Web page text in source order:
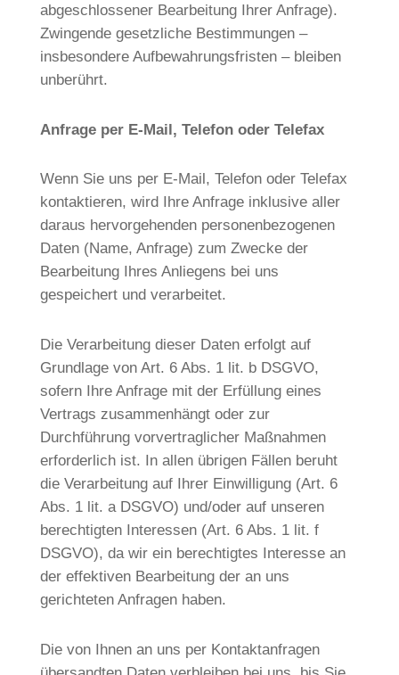
abgeschlossener Bearbeitung Ihrer Anfrage).
Zwingende gesetzliche Bestimmungen –
insbesondere Aufbewahrungsfristen – bleiben
unberührt.
Anfrage per E-Mail, Telefon oder Telefax
Wenn Sie uns per E-Mail, Telefon oder Telefax
kontaktieren, wird Ihre Anfrage inklusive aller
daraus hervorgehenden personenbezogenen
Daten (Name, Anfrage) zum Zwecke der
Bearbeitung Ihres Anliegens bei uns
gespeichert und verarbeitet.
Die Verarbeitung dieser Daten erfolgt auf
Grundlage von Art. 6 Abs. 1 lit. b DSGVO,
sofern Ihre Anfrage mit der Erfüllung eines
Vertrags zusammenhängt oder zur
Durchführung vorvertraglicher Maßnahmen
erforderlich ist. In allen übrigen Fällen beruht
die Verarbeitung auf Ihrer Einwilligung (Art. 6
Abs. 1 lit. a DSGVO) und/oder auf unseren
berechtigten Interessen (Art. 6 Abs. 1 lit. f
DSGVO), da wir ein berechtigtes Interesse an
der effektiven Bearbeitung der an uns
gerichteten Anfragen haben.
Die von Ihnen an uns per Kontaktanfragen